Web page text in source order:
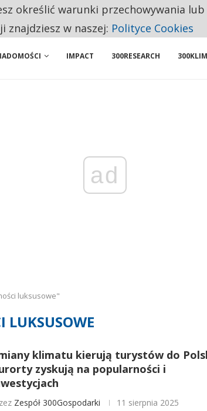
NA LIŚCIE SĄ DWA PODMIOTY Z POLSKI
IMPACT 300RESEARCH
ad
luksusowe"
LUKSUSOWE
klimatu kierują turystów do
zyskują na popularności i
Zespół 300Gospodarki 11 sierpnia 2025
określić warunki przechowywania
znajdziesz w naszej: Polityce Cookies